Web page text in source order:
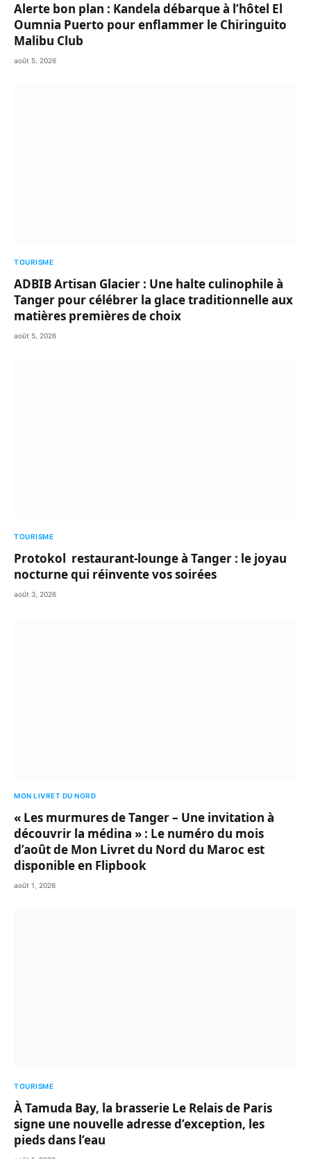
Alerte bon plan : Kandela débarque à l’hôtel El
Oumnia Puerto pour enflammer le Chiringuito
Malibu Club
août 5, 2026
TOURISME
ADBIB Artisan Glacier : Une halte culinophile à
Tanger pour célébrer la glace traditionnelle aux
matières premières de choix
août 5, 2026
TOURISME
Protokol restaurant-lounge à Tanger : le joyau
nocturne qui réinvente vos soirées
août 3, 2026
MON LIVRET DU NORD
« Les murmures de Tanger – Une invitation à
découvrir la médina » : Le numéro du mois
d’août de Mon Livret du Nord du Maroc est
disponible en Flipbook
août 1, 2026
TOURISME
À Tamuda Bay, la brasserie Le Relais de Paris
signe une nouvelle adresse d’exception, les
pieds dans l’eau